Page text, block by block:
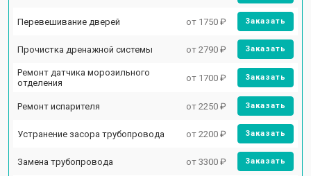
Перевешивание дверей от 1750 ₽ Заказать
Прочистка дренажной системы от 2790 ₽ Заказать
Ремонт датчика морозильного
отделения
от 1700 ₽ Заказать
Ремонт испарителя от 2250 ₽ Заказать
Устранение засора трубопровода от 2200 ₽ Заказать
Замена трубопровода от 3300 ₽ Заказать